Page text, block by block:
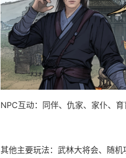
NPC互动：同伴、仇家、家仆、育
其他主要玩法：武林大将会、随